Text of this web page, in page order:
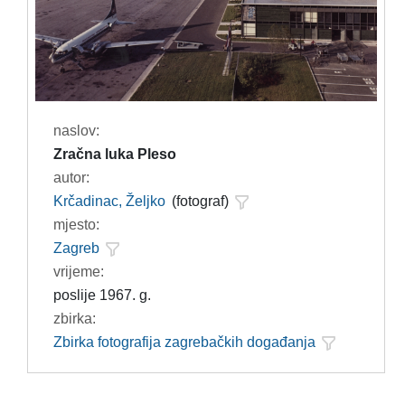
naslov:
Zračna luka Pleso
autor:
Krčadinac, Željko (fotograf)
mjesto:
Zagreb
vrijeme:
poslije 1967. g.
zbirka:
Zbirka fotografija zagrebačkih događanja